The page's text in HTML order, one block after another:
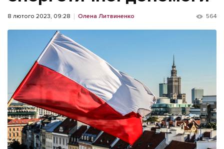
Життя
Культура
Афіша
ІНШЕ
Інтерв'ю
Картки
Репортаж
Прес-релізи
Фото/Відео
Made in Lviv
8 лютого 2023, 09:28 Олена Литвиненко 564